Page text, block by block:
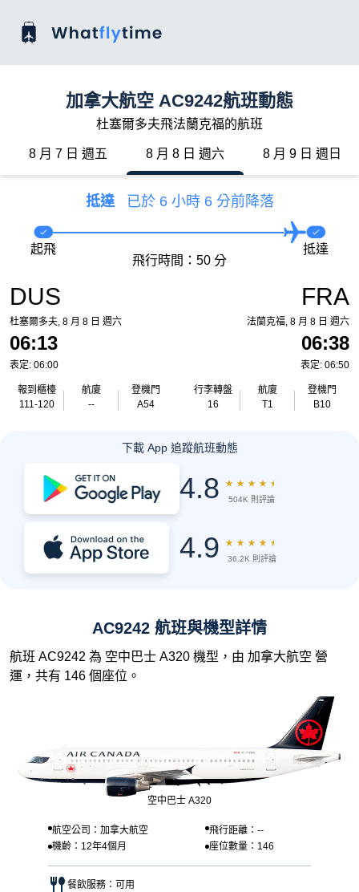
加拿大航空 AC9242航班動態
杜塞爾多夫飛法蘭克福的航班
8 月 7 日 週五 8 月 8 日 週六 8 月 9 日 週日
抵達 已於 6 小時 6 分前降落
DUS
杜塞爾多夫, 8 月 8 日 週六
06:13
表定: 06:00
報到櫃檯
111-120
航廈
--
登機門
A54
起飛
飛行時間：50 分
抵達
FRA
法蘭克福, 8 月 8 日 週六
06:38
表定: 06:50
行李轉盤
16
航廈
T1
登機門
B10
下載 App 追蹤航班動態
4.8 ★ ★ ★ ★ ★
504K 則評論
4.9 ★ ★ ★ ★ ★
36.2K 則評論
AC9242 航班與機型詳情
航班 AC9242 為 空中巴士 A320 機型，由 加拿大航空 營
運，共有 146 個座位。
空中巴士 A320
航空公司：加拿大航空
飛行距離：--
機齡：12年4個月
座位數量：146
餐飲服務：可用